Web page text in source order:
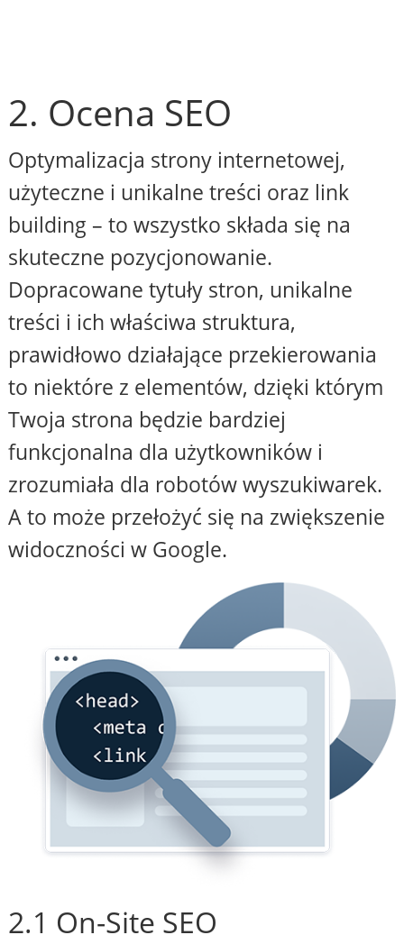
2. Ocena SEO
Optymalizacja strony internetowej,
użyteczne i unikalne treści oraz link
building – to wszystko składa się na
skuteczne pozycjonowanie.
Dopracowane tytuły stron, unikalne
treści i ich właściwa struktura,
prawidłowo działające przekierowania
to niektóre z elementów, dzięki którym
Twoja strona będzie bardziej
funkcjonalna dla użytkowników i
zrozumiała dla robotów wyszukiwarek.
A to może przełożyć się na zwiększenie
widoczności w Google.
2.1 On-Site SEO